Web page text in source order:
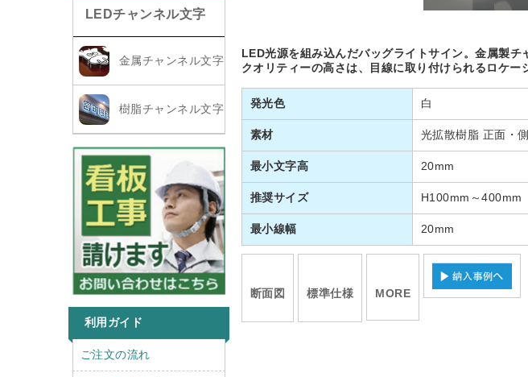
LEDチャンネル文字
金属チャンネル文字
樹脂チャンネル文字
利用ガイド
r
ご注文の流れ
LED光源を組み込んだバッグライトサイン。金属製
クオリティーの高さは、目線に取り付けられるロケー
発光色 白
素材 光拡散樹脂 正面・
最小文字高 20mm
推奨サイズ H100mm～400mm
最小線幅 20mm
断面図 標準仕様 MORE